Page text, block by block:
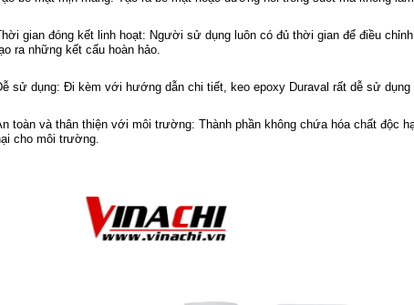
gian đóng kết linh hoạt: Người sử dụng luôn có đủ thời gian để điều
ra những kết cấu hoàn hảo.
sử dụng: Đi kèm với hướng dẫn chi tiết, keo epoxy Duraval rất dễ sử
toàn và thân thiện với môi trường: Thành phần không chứa hóa chất độc
cho môi trường.